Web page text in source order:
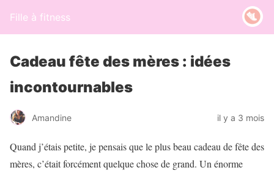
Fille à fitness
Cadeau fête des mères : idées
incontournables
Amandine il y a 3 mois
Quand j’étais petite, je pensais que le plus beau cadeau de fête des
mères, c’était forcément quelque chose de grand. Un énorme